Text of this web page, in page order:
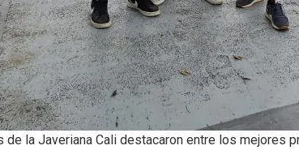
la Javeriana Cali destacaron entre los mejores